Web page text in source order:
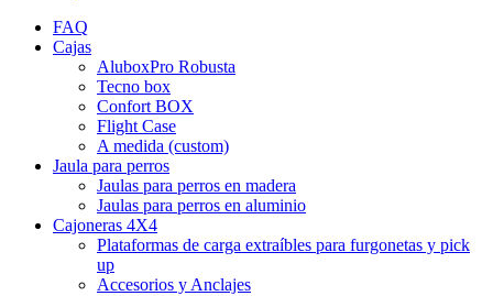
FAQ
Cajas
AluboxPro Robusta
Tecno box
Confort BOX
Flight Case
A medida (custom)
Jaula para perros
Jaulas para perros en madera
Jaulas para perros en aluminio
Cajoneras 4X4
Plataformas de carga extraíbles para furgonetas y pick
up
Accesorios y Anclajes